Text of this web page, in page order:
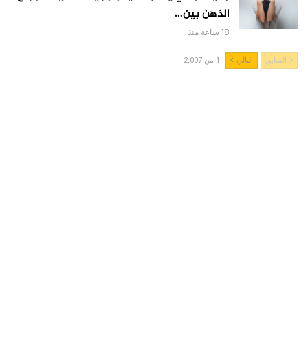
الذهن بين…
18 ساعة منذ
السابق التالي 1 من 2,007